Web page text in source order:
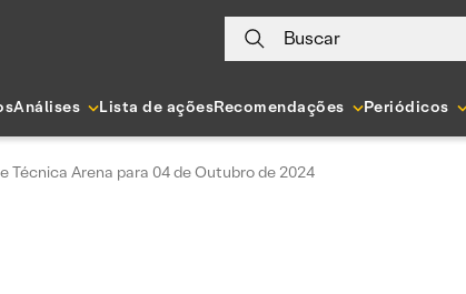
Buscar
Análises Lista de açõesRecomendações Periódicos
Técnica Arena para 04 de Outubro de 2024